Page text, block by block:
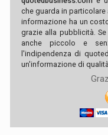
che guarda in
informazione ha un
grazie alla pubblicità.
anche piccolo e
l'indipendenza di
un'informazione di